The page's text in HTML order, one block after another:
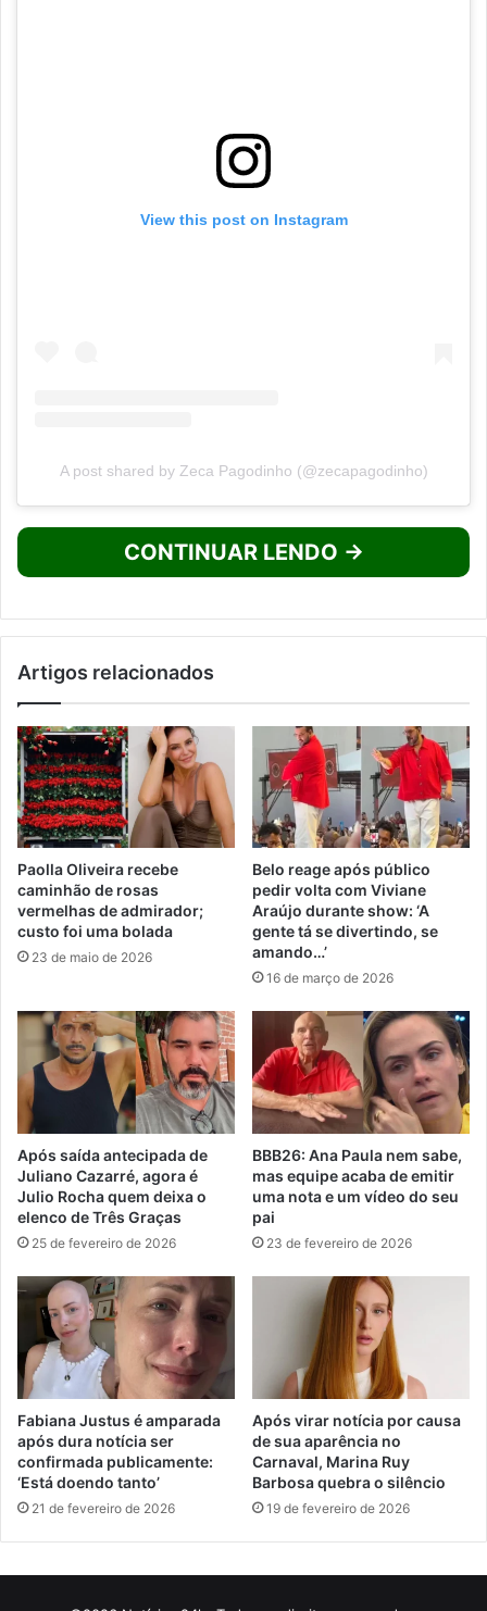
View this post on Instagram
A post shared by Zeca Pagodinho (@zecapagodinho)
CONTINUAR LENDO →
Artigos relacionados
Paolla Oliveira recebe
caminhão de rosas
vermelhas de admirador;
custo foi uma bolada
23 de maio de 2026
Belo reage após público
pedir volta com Viviane
Araújo durante show: ‘A
gente tá se divertindo, se
amando…’
16 de março de 2026
Após saída antecipada de
Juliano Cazarré, agora é
Julio Rocha quem deixa o
elenco de Três Graças
25 de fevereiro de 2026
BBB26: Ana Paula nem sabe,
mas equipe acaba de emitir
uma nota e um vídeo do seu
pai
23 de fevereiro de 2026
Fabiana Justus é amparada
após dura notícia ser
confirmada publicamente:
‘Está doendo tanto’
21 de fevereiro de 2026
Após virar notícia por causa
de sua aparência no
Carnaval, Marina Ruy
Barbosa quebra o silêncio
19 de fevereiro de 2026